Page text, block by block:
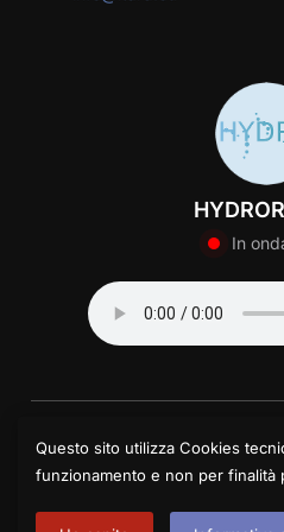
In
© 2025 Centro Itard
Piazza delle Tranvie 6/
Questo sito utilizza Cookies
funzionamento e non per finalità